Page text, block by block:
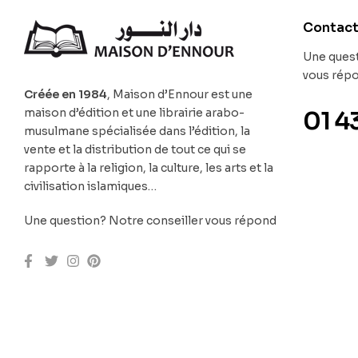
Créée en 1984, Maison d’Ennour est une
maison d’édition et une librairie arabo-
musulmane spécialisée dans l’édition, la
vente et la distribution de tout ce qui se
rapporte à la religion, la culture, les arts et la
civilisation islamiques…
Une question? Notre conseiller vous répond
Contact
Une
vous
01